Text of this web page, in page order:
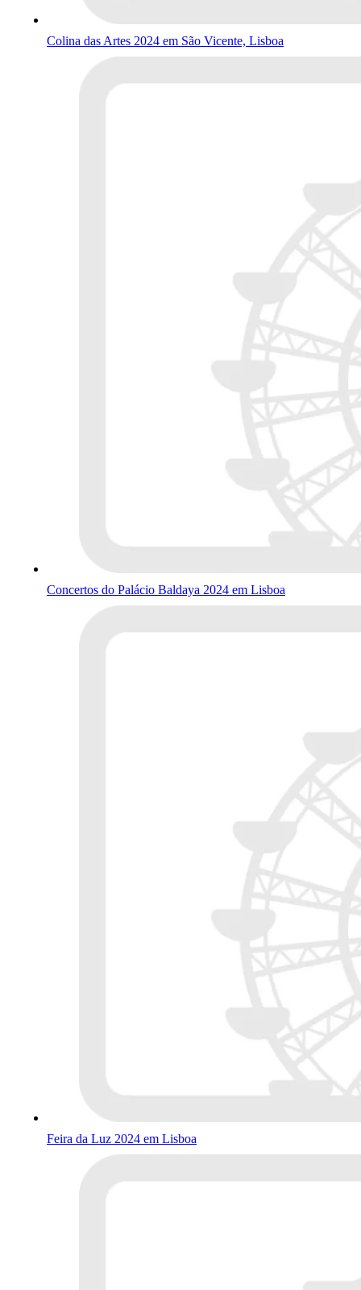
Colina das Artes 2024 em São Vicente, Lisboa
Concertos do Palácio Baldaya 2024 em Lisboa
Feira da Luz 2024 em Lisboa